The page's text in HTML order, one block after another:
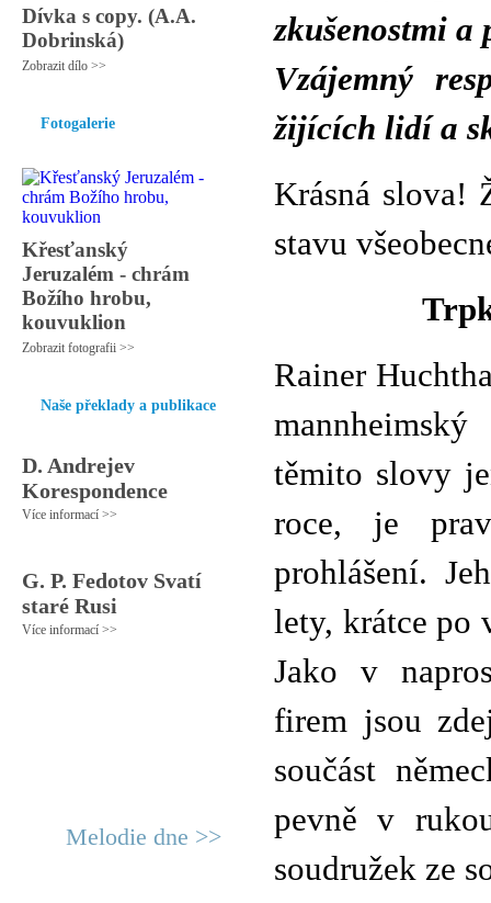
Dívka s copy. (A.A.
Dobrinská)
Zobrazit dílo >>
Fotogalerie
Křesťanský
Jeruzalém - chrám
Božího hrobu,
kouvuklion
Zobrazit fotografii >>
Naše překlady a publikace
D. Andrejev
Korespondence
Více informací >>
G. P. Fedotov Svatí
staré Rusi
Více informací >>
Melodie dne >>
zkušenostmi a
Vzájemný
žijících lidí a
Krásná slova!
stavu
Rainer
těmito slovy
roce, je
prohlášení.
lety, krátce po
Jako v
firem jsou
součást
pevně v
soudružek ze